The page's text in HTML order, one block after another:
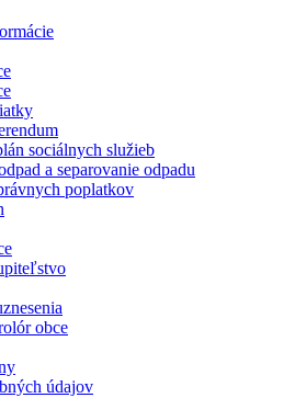
sociálnych služieb
a separovanie odpadu
poplatkov
obce
údajov